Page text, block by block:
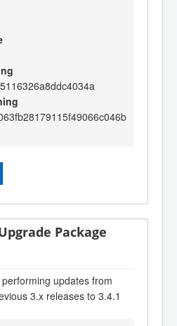
Package
updates from
3.x releases to 3.4.1